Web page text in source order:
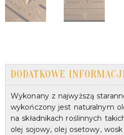
DODATKOWE
Wykonany z najwyższą
wykończony jest naturalnym
na składnikach roślinnych
olej sojowy, olej osetowy,